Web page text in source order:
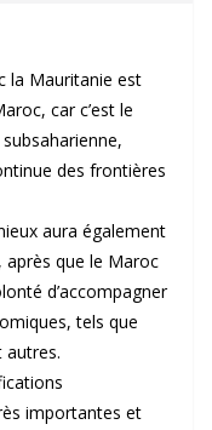
la Mauritanie est
car c’est le
des frontières
aura également
que le Maroc
d’accompagner
tels que
autres.
importantes et